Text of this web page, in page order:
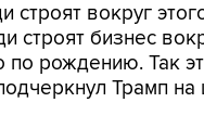
строят вокруг
строят бизнес
по рождению. Так
Трамп